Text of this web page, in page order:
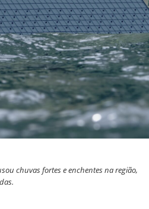
chuvas fortes e enchentes na região,